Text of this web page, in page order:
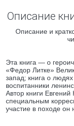
Описание
Описание и
Эта книга — о
«Федор Литке»
запад; книга о
воспитанники
Автор книги
специальным
участие в походе